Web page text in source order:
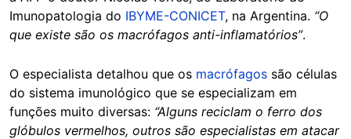
Imunopatologia do IBYME-CONICET, na Argentina. “O
que existe são os macrófagos anti-inflamatórios”.
O especialista detalhou que os macrófagos são células
do sistema imunológico que se especializam em
funções muito diversas: “Alguns reciclam o ferro dos
glóbulos vermelhos, outros são especialistas em atacar